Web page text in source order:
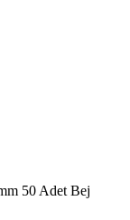
50 Adet Bej